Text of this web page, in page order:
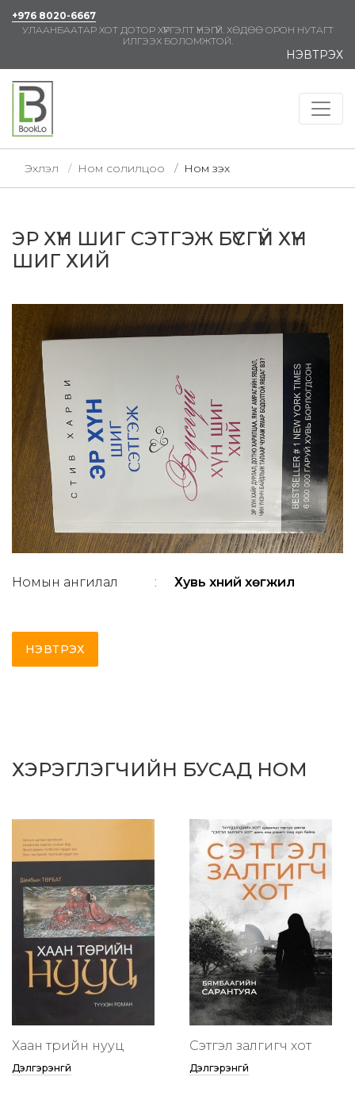
+976 8020-6667
УЛААНБААТАР ХОТ ДОТОР ХҮРГЭЛТ ҮНЭГҮЙ. ХӨДӨӨ ОРОН НУТАГТ
ИЛГЭЭХ БОЛОМЖТОЙ.
НЭВТРЭХ
Эхлэл Ном солилцоо Ном үзэх
ЭР ХҮН ШИГ СЭТГЭЖ БҮСГҮЙ ХҮН
ШИГ ХИЙ
Номын ангилал : Хувь хүний хөгжил
НЭВТРЭХ
ХЭРЭГЛЭГЧИЙН БУСАД НОМ
Хаан төрийн нууц
Дэлгэрэнгүй
Сэтгэл залгигч хот
Дэлгэрэнгүй